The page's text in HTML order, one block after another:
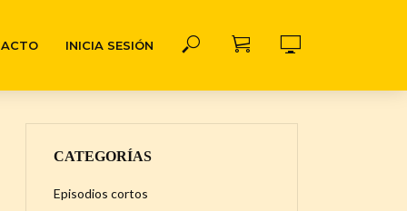
INICIA SESIÓN
CATEGORÍAS
Episodios cortos